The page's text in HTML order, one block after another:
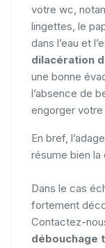
votre wc,
lingettes, le
dans l’eau et
dilacération
une bonne
l’absence de
engorger votre
En bref,
résume bien la
Dans le cas
fortement
Contactez-
débouchage